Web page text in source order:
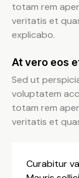
totam rem
veritatis et
explicabo.
At vero eos
Sed ut
voluptatem
totam rem
veritatis et
Curabitur